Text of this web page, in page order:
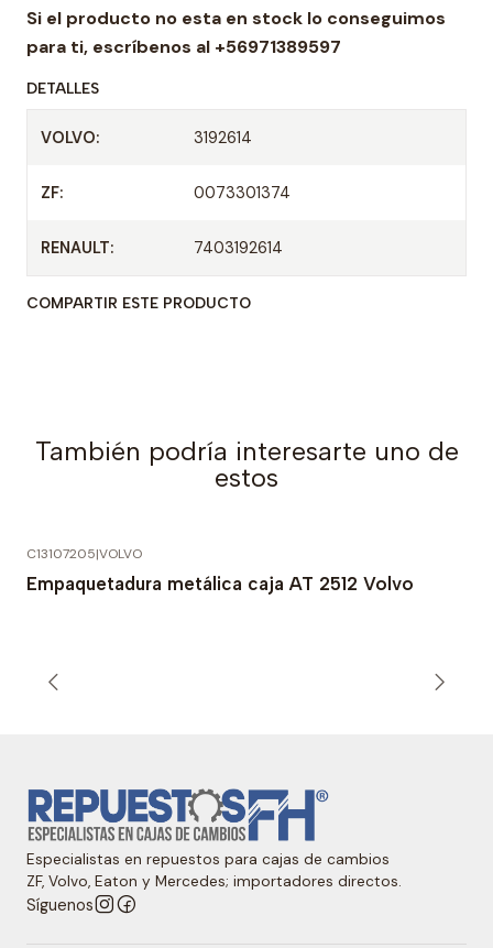
d
Si el producto no esta en stock lo conseguimos
para ti, escríbenos al +56971389597
DETALLES
VOLVO: 3192614
ZF: 0073301374
RENAULT: 7403192614
COMPARTIR ESTE PRODUCTO
También podría interesarte uno de
estos
C13107205|VOLVO
Empaquetadura metálica caja AT 2512 Volvo
Especialistas en repuestos para cajas de cambios
ZF, Volvo, Eaton y Mercedes; importadores directos.
Síguenos